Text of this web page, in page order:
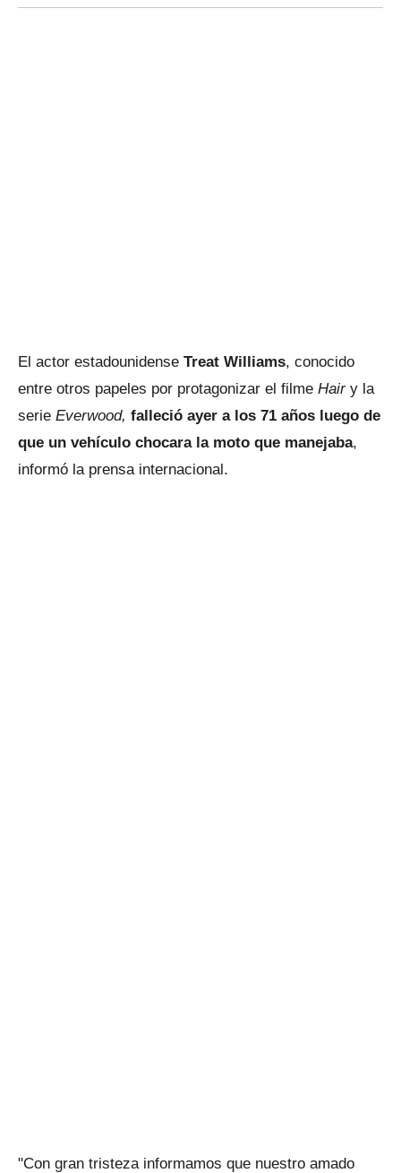
El actor estadounidense Treat Williams, conocido
entre otros papeles por protagonizar el filme Hairy la
serie Everwood, falleció ayer a los 71 años luego de
que un vehículo chocara la moto que manejaba,
informó la prensa internacional.
"Con gran tristeza informamos que nuestro amado